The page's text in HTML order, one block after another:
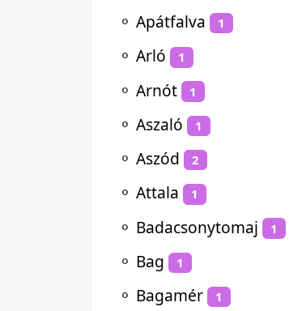
⚬ Apátfalva 1
⚬ Arló 1
⚬ Arnót 1
⚬ Aszaló 1
⚬ Aszód 2
⚬ Attala 1
⚬ Badacsonytomaj 1
⚬ Bag 1
⚬ Bagamér 1